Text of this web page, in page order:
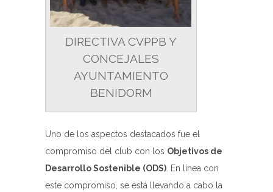
DIRECTIVA CVPPB Y
CONCEJALES
AYUNTAMIENTO
BENIDORM
Uno de los aspectos destacados fue el
compromiso del club con los Objetivos de
Desarrollo Sostenible (ODS) . En línea con
este compromiso, se está llevando a cabo la